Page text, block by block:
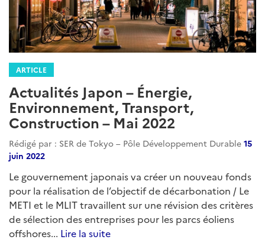
ARTICLE
Actualités Japon – Énergie,
Environnement, Transport,
Construction – Mai 2022
Rédigé par : SER de Tokyo – Pôle Développement Durable 15
juin 2022
Le gouvernement japonais va créer un nouveau fonds
pour la réalisation de l’objectif de décarbonation / Le
METI et le MLIT travaillent sur une révision des critères
de sélection des entreprises pour les parcs éoliens
offshores... Lire la suite